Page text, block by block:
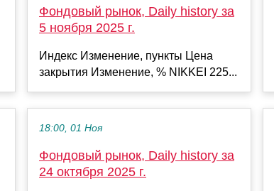
Фондовый рынок, Daily history за
5 ноября 2025 г.
Индекс Изменение, пункты Цена
закрытия Изменение, % NIKKEI 225...
18:00, 01 Ноя
Фондовый рынок, Daily history за
24 октября 2025 г.